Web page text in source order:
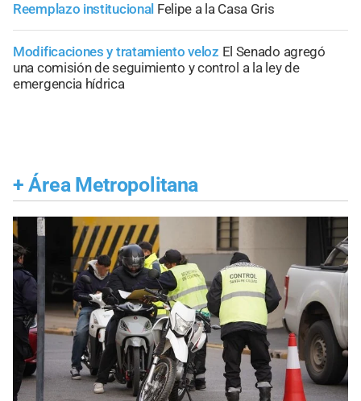
Reemplazo institucional Felipe a la Casa Gris
Modificaciones y tratamiento veloz El Senado agregó
una comisión de seguimiento y control a la ley de
emergencia hídrica
+ Área Metropolitana